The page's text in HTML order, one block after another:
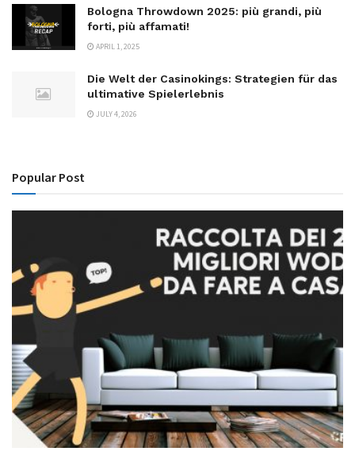
Bologna Throwdown 2025: più grandi, più
forti, più affamati!
APRIL 1, 2025
Die Welt der Casinokings: Strategien für das
ultimative Spielerlebnis
JULY 4, 2026
Popular Post